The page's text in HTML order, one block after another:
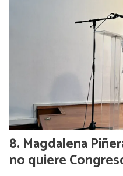
Magdalena
no quiere